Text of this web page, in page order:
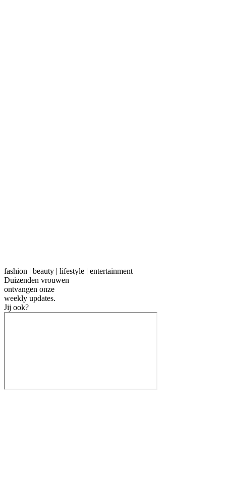
fashion | beauty | lifestyle | entertainment
Duizenden vrouwen
ontvangen onze
weekly updates.
Jij ook?